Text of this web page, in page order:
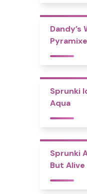
Dandy’s
Sprunki
Aqua
Sprunki
But Alive